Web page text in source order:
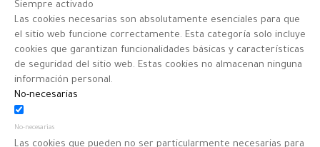
Siempre activado
Las cookies necesarias son absolutamente esenciales para que
el sitio web funcione correctamente. Esta categoría solo incluye
cookies que garantizan funcionalidades básicas y características
de seguridad del sitio web. Estas cookies no almacenan ninguna
información personal.
No-necesarias
No-necesarias
Las cookies que pueden no ser particularmente necesarias para